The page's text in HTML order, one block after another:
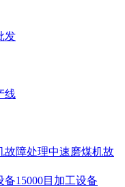
发
线
故障处理中速磨煤机故
备15000目加工设备